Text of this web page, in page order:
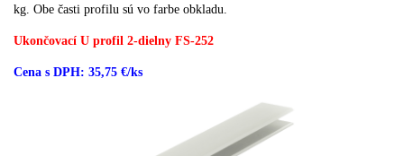
kg. Obe časti profilu sú vo farbe obkladu.
Ukončovací U profil 2-dielny FS-252
Cena s DPH: 35,75 €/ks